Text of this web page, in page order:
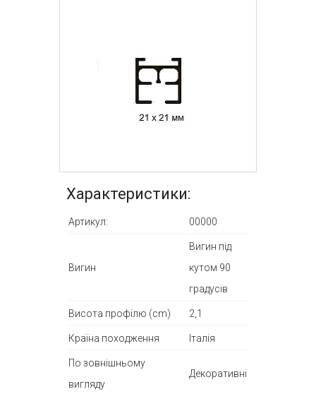
Характеристики:
Артикул: 00000
Вигин
Вигин під
кутом 90
градусів
Висота профілю (cm) 2,1
Країна походження Італія
По зовнішньому
вигляду
Декоративні